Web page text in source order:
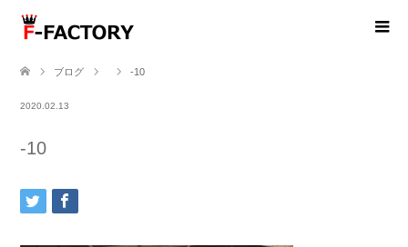
ブログ -10
2020.02.13
-10